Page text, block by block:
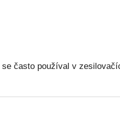
často používal v